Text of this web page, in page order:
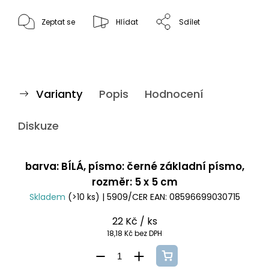
Zeptat se Hlídat Sdílet
Varianty Popis Hodnocení
Diskuze
barva: BÍLÁ, písmo: černé základní písmo,
rozměr: 5 x 5 cm
Skladem (>10 ks) | 5909/CER EAN: 08596699030715
22 Kč / ks
18,18 Kč bez DPH